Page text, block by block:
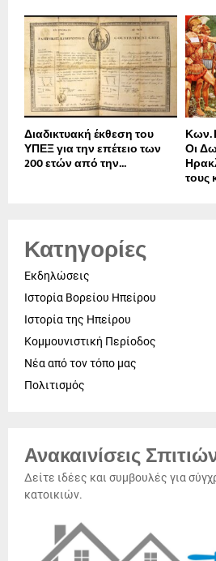
Διαδικτυακή έκθεση του
ΥΠΕΞ για την επέτειο των
200 ετών από την...
Κων.
Οι
τους
Κατηγορίες
Εκδηλώσεις
Ιστορία Βορείου Ηπείρου
Ιστορία της Ηπείρου
Κομμουνιστική Περίοδος
Νέα από τον τόπο μας
Πολιτισμός
Ανακαινίσεις
Δείτε ιδέες και συμβουλές για
κατοικιών.